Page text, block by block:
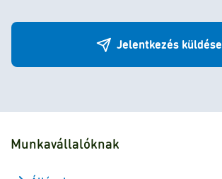
Jelentkezés küldése
Munkavállalóknak